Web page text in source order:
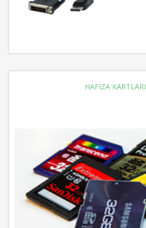
HAFIZA KARTLARI